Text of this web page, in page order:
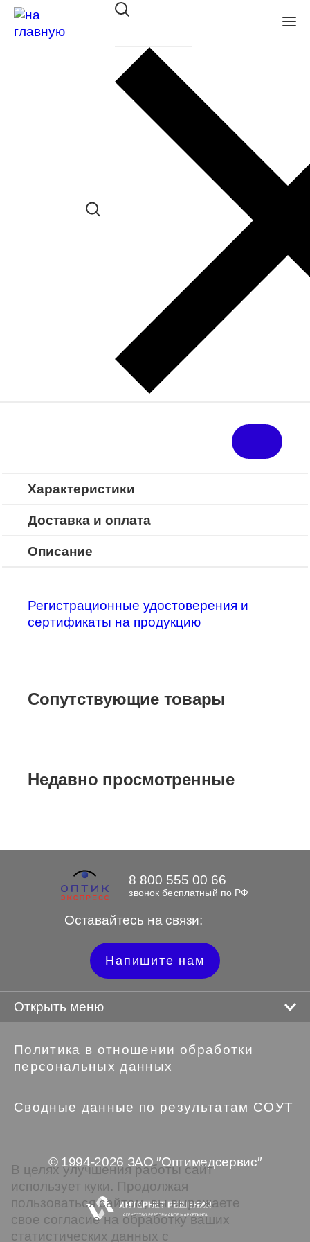
Спрей для очистки и
предотвращения запотевания
очковых линз SICLAIR Anti-
в наличии (До 5 шт.) *наличие товара в
конкретном салоне необходимо
уточнять отдельно
Поделиться в соц. сетях:
Характеристики
Доставка и оплата
Описание
Регистрационные удостоверения и
сертификаты на продукцию
Сопутствующие товары
Недавно просмотренные
Оставайтесь на связи:
8 800 555 00 66
звонок бесплатный по РФ
Напишите нам
Открыть меню
Политика в отношении обработки
персональных данных
Сводные данные по результатам СОУТ
© 1994-2026 ЗАО ″Оптимедсервис″
В целях улучшения работы сайт
использует куки. Продолжая
пользоваться сайтом, вы выражаете
свое согласие на обработку ваших
статистических данных с